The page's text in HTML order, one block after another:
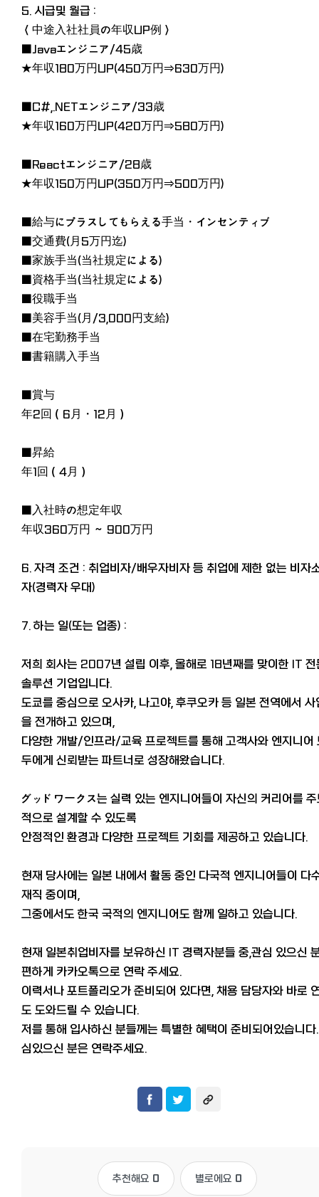
5. 시급및 월급 :
＜中途入社社員の年収UP例＞
■Javaエンジニア/45歳
★年収180万円UP(450万円⇒630万円)
■C#,.NETエンジニア/33歳
★年収160万円UP(420万円⇒580万円)
■Reactエンジニア/28歳
★年収150万円UP(350万円⇒500万円)
■給与にプラスしてもらえる手当・インセンティブ
■交通費(月5万円迄)
■家族手当(当社規定による)
■資格手当(当社規定による)
■役職手当
■美容手当(月/3,000円支給)
■在宅勤務手当
■書籍購入手当
■賞与
年2回（6月・12月）
■昇給
年1回（4月）
■入社時の想定年収
年収360万円 ～ 900万円
6. 자격 조건 : 취업비자/배우자비자 등 취업에 제한 없는 비자
자(경력자 우대)
7. 하는 일(또는 업종) :
저희 회사는 2007년 설립 이후, 올해로 18년째를 맞이한 IT 전
솔루션 기업입니다.
도쿄를 중심으로 오사카, 나고야, 후쿠오카 등 일본 전역에서 사
을 전개하고 있으며,
다양한 개발/인프라/교육 프로젝트를 통해 고객사와 엔지니어
두에게 신뢰받는 파트너로 성장해왔습니다.
グッドワークス는 실력 있는 엔지니어들이 자신의 커리어를
적으로 설계할 수 있도록
안정적인 환경과 다양한 프로젝트 기회를 제공하고 있습니다.
현재 당사에는 일본 내에서 활동 중인 다국적 엔지니어들이 다
재직 중이며,
그중에서도 한국 국적의 엔지니어도 함께 일하고 있습니다.
현재 일본취업비자를 보유하신 IT 경력자분들 중,관심 있으신
편하게 카카오톡으로 연락 주세요.
이력서나 포트폴리오가 준비되어 있다면, 채용 담당자와 바로
도 도와드릴 수 있습니다.
저를 통해 입사하신 분들께는 특별한 혜택이 준비되어있습니다
심있으신 분은 연락주세요.
추천해요 0 별로에요 0